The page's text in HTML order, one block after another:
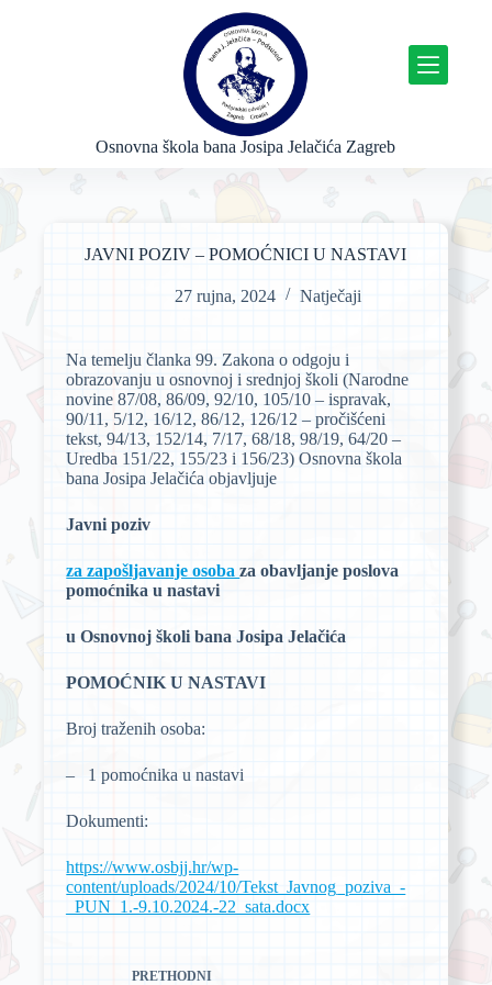
Osnovna škola bana Josipa Jelačića Zagreb
JAVNI POZIV – POMOĆNICI U NASTAVI
27 rujna, 2024 Natječaji
Na temelju članka 99. Zakona o odgoju i
obrazovanju u osnovnoj i srednjoj školi (Narodne
novine 87/08, 86/09, 92/10, 105/10 – ispravak,
90/11, 5/12, 16/12, 86/12, 126/12 – pročišćeni
tekst, 94/13, 152/14, 7/17, 68/18, 98/19, 64/20 –
Uredba 151/22, 155/23 i 156/23) Osnovna škola
bana Josipa Jelačića objavljuje
Javni poziv
za zapošljavanje osobaza obavljanje poslova
pomoćnikau nastavi
u Osnovnoj školi bana Josipa Jelačića
POMOĆNIK U NASTAVI
Broj traženih osoba:
– 1 pomoćnika u nastavi
Dokumenti:
https://www.osbjj.hr/wp-
content/uploads/2024/10/Tekst_Javnog_poziva_-
_PUN_1.-9.10.2024.-22_sata.docx
PRETHODNI